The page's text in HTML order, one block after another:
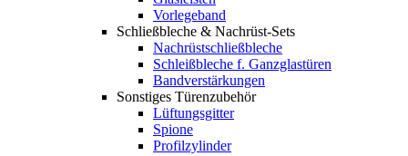
Vorlegeband
Schließbleche & Nachrüst-Sets
Nachrüstschließbleche
Schleißbleche f. Ganzglastüren
Bandverstärkungen
Sonstiges Türenzubehör
Lüftungsgitter
Spione
Profilzylinder